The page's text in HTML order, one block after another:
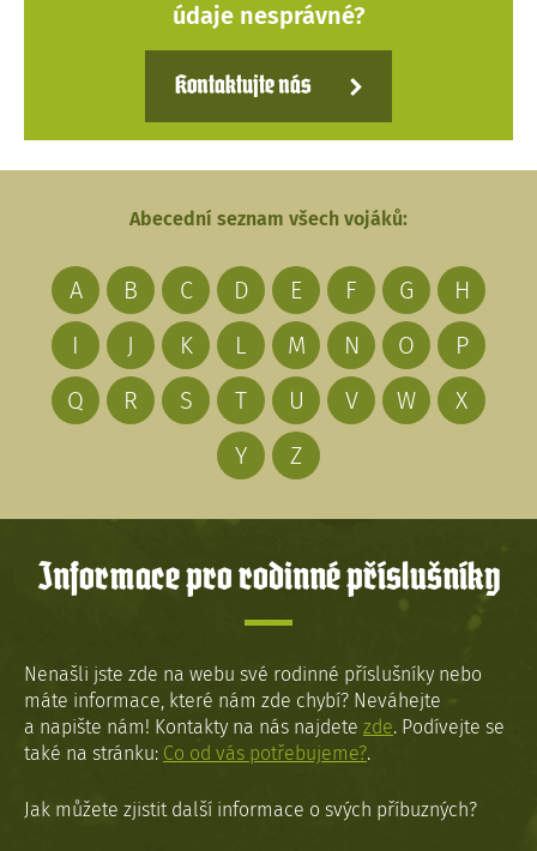
údaje nesprávné?
Kontaktujte nás
Abecední seznam všech vojáků:
A B C D E F G
H
I
J K L M N O
P
Q
R S T U V W
X
Y
Z
Informace pro rodinné příslušníky
Nenašli jste zde na webu své rodinné příslušníky nebo
máte informace, které nám zde chybí? Neváhejte
a napište nám! Kontakty na nás najdete zde. Podívejte se
také na stránku: Co od vás potřebujeme?.
Jak můžete zjistit další informace o svých příbuzných?